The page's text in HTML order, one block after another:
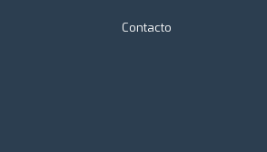
Contacto